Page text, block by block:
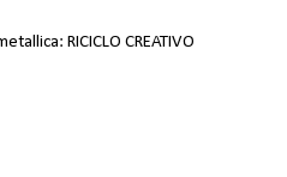
RICICLO CREATIVO